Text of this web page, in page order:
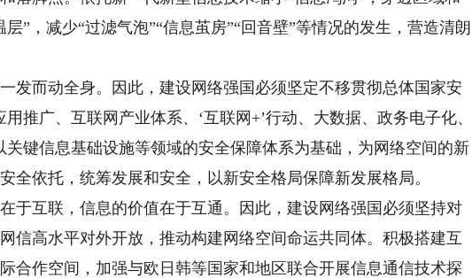
”，减少“过滤气泡”“信息茧房”“回音壁”等情况的发生，营造清朗
发而动全身。因此，建设网络强国必须坚定不移贯彻总体国家安
推广、互联网产业体系、‘互联网+’行动、大数据、政务电子化、
关键信息基础设施等领域的安全保障体系为基础，为网络空间的新
全依托，统筹发展和安全，以新安全格局保障新发展格局。
于互联，信息的价值在于互通。因此，建设网络强国必须坚持对
信高水平对外开放，推动构建网络空间命运共同体。积极搭建互
合作空间，加强与欧日韩等国家和地区联合开展信息通信技术探